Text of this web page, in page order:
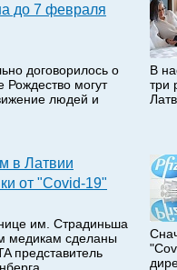
до 7 февраля
договорилось о
Рождество могут
людей и
В
три
в Латвии
от "Covid-19"
им. Страдиньша
медикам сделаны
представитель